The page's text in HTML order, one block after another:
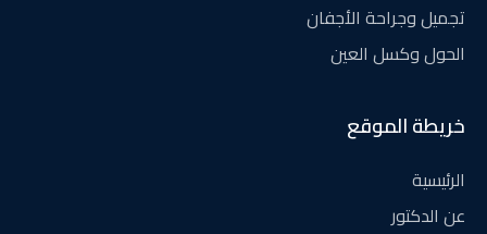
تجميل وجراحة الأجفان
الحول وكسل العين
خريطة الموقع
الرئيسية
عن الدكتور